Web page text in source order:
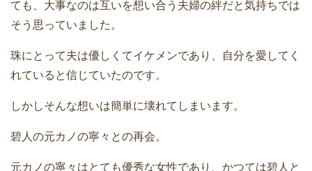
ても、大事なのは互いを想い合う夫婦の絆だと気持ちでは
そう思っていました。
珠にとって夫は優しくてイケメンであり、自分を愛してく
れていると信じていたのです。
しかしそんな想いは簡単に壊れてしまいます。
碧人の元カノの寧々との再会。
元カノの寧々はとても優秀な女性であり、かつては碧人と